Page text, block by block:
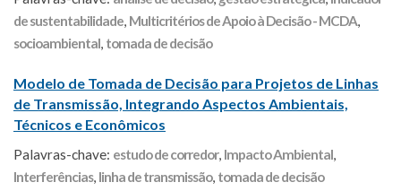
de sustentabilidade, Multicritérios de Apoio à Decisão - MCDA,
socioambiental, tomada de decisão
Modelo de Tomada de Decisão para Projetos de Linhas
de Transmissão, Integrando Aspectos Ambientais,
Técnicos e Econômicos
Palavras-chave: estudo de corredor, Impacto Ambiental,
Interferências, linha de transmissão, tomada de decisão